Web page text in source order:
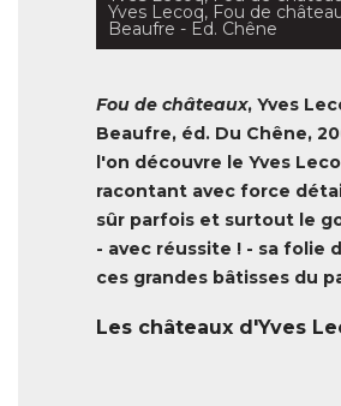
Beaufre, éd. Du Chêne,
l'on découvre le Yves
sûr parfois et surtout le
- avec réussite ! - sa folie
ces grandes bâtisses du
Les châteaux d'Yves
À LIRE AUSSI
Habiter un